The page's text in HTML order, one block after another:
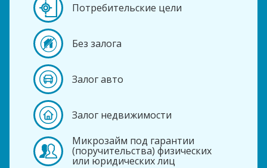
Потребительские цели
Без залога
Залог авто
Залог недвижимости
Микрозайм под гарантии
(поручительства) физических
или юридических лиц